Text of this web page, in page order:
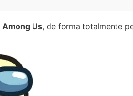
Among Us, de forma totalmente